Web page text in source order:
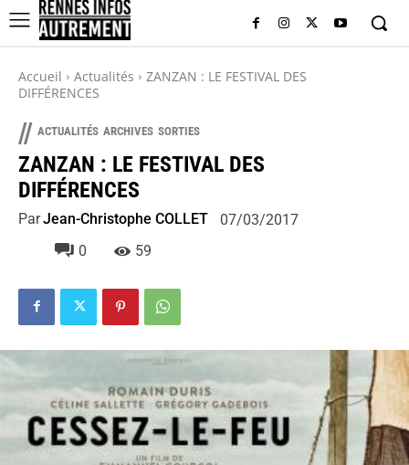
Accueil Actualités
ZANZAN : LE FESTIVAL DES
DIFFÉRENCES
// ACTUALITÉS ARCHIVES SORTIES
ZANZAN : LE FESTIVAL DES
DIFFÉRENCES
ParJean-Christophe COLLET
07/03/2017
0
59